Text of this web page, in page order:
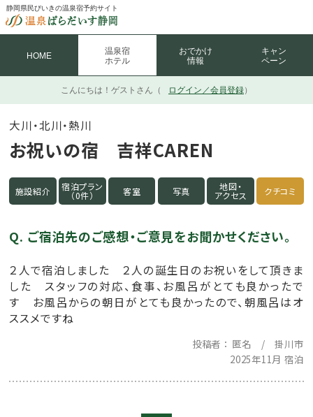
静岡県民びいきの温泉宿予約サイト
HOME
温泉宿
ホテル
おでかけ
情報
キャン
ペーン
こんにちは！ ゲストさん（ ログイン／会員登録）
大川・北川・熱川
お祝いの宿 吉祥CAREN
施設紹介 宿泊プラン
（0件） 客室 写真 地図・
アクセス クチコミ
Q. ご宿泊先のご感想・ご意見をお聞かせください。
２人で宿泊しました ２人の誕生日のお祝いをして頂きま
した スタッフの対応、食事、お風呂がとても良かったで
す お風呂からの朝日がとても良かったので、朝風呂はオ
ススメですね
投稿者
匿名 / 掛川市
2025年11月 宿泊